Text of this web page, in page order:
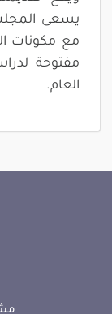
يسعى
مع مكونات
مفتوحة
العام.